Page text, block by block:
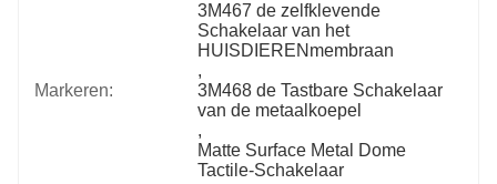
Markeren:
3M467 de zelfklevende
Schakelaar van het
HUISDIERENmembraan
,
3M468 de Tastbare Schakelaar
van de metaalkoepel
,
Matte Surface Metal Dome
Tactile-Schakelaar